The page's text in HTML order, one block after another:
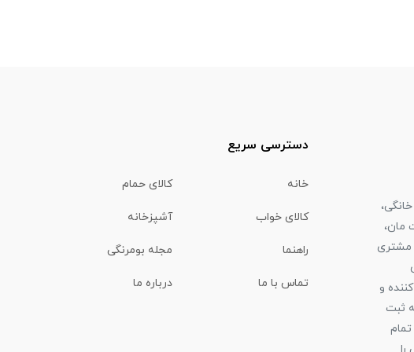
مان،
مشتری
و
ثبت
دسترسی سریع
خانه کالای حمام
کالای خواب آشپزخانه
راهنما مجله بومرنگی
تماس با ما درباره ما